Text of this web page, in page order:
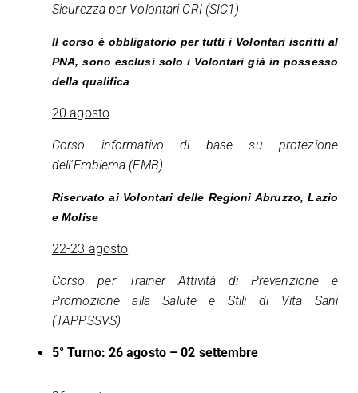
Sicurezza per Volontari CRI (SIC1)
Il corso è obbligatorio per tutti i Volontari iscritti al
PNA, sono esclusi solo i Volontari già in possesso
della qualifica
20 agosto
Corso informativo di base su protezione
dell’Emblema (EMB)
Riservato ai Volontari delle Regioni Abruzzo, Lazio
e Molise
22-23 agosto
Corso per Trainer Attività di Prevenzione e
Promozione alla Salute e Stili di Vita Sani
(TAPPSSVS)
5° Turno: 26 agosto – 02 settembre